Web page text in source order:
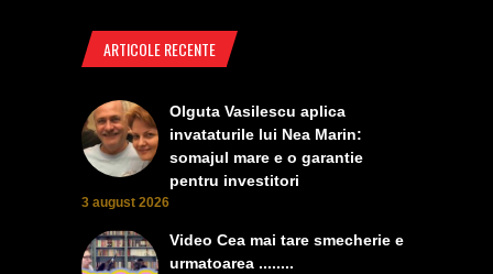
ARTICOLE RECENTE
Olguta Vasilescu aplica
invataturile lui Nea Marin:
somajul mare e o garantie
pentru investitori
3 august 2026
Video Cea mai tare smecherie e
urmatoarea ........